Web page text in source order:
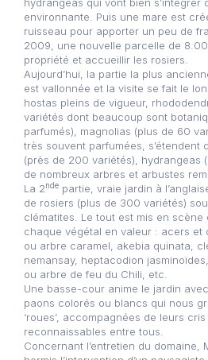
environnante. Puis une mare est
ruisseau pour apporter un peu de
2009, une nouvelle parcelle de
propriété et accueillir les rosiers.
Aujourd’hui, la partie la plus
est vallonnée et la visite se fait le
hostas pleins de vigueur,
variétés dont beaucoup sont
parfumés), magnolias (plus de 60
très souvent parfumées, s’étendent
(près de 200 variétés), hydrangeas
de nombreux arbres et arbustes
La 2nde partie, vraie jardin à
de rosiers (plus de 300 variétés)
clématites. Le tout est mis en scène
chaque végétal en valeur : acers et
ou arbre caramel, akebia quinata,
nemansay, heptacodion
ou arbre de feu du Chili, etc.
Une basse-cour anime le jardin
paons colorés ou blancs qui nous
‘roues’, accompagnées de leurs
reconnaissables entre tous.
Concernant l’entretien du domaine,